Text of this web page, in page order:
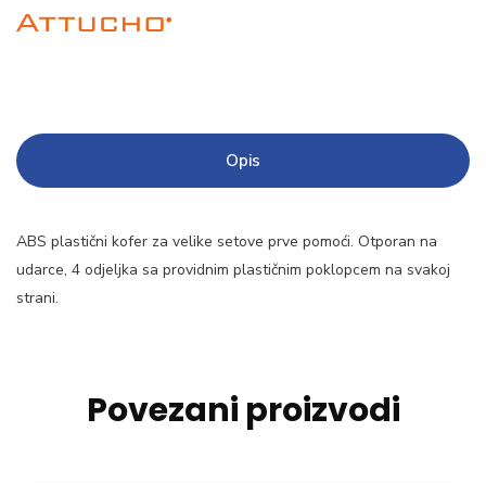
Opis
ABS plastični kofer za velike setove prve pomoći. Otporan na
udarce, 4 odjeljka sa providnim plastičnim poklopcem na svakoj
strani.
Povezani proizvodi